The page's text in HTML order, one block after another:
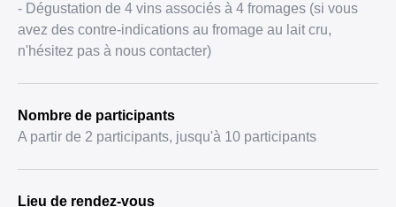
- Dégustation de 4 vins associés à 4 fromages (si vous
avez des contre-indications au fromage au lait cru,
n'hésitez pas à nous contacter)
Nombre de participants
A partir de 2 participants, jusqu'à 10 participants
Lieu de rendez-vous